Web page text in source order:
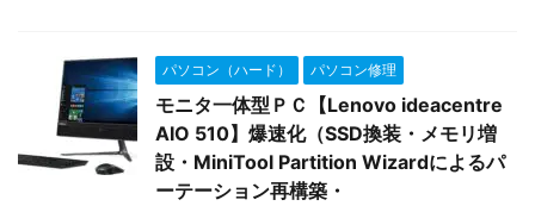
パソコン（ハード） パソコン修理
モニタ一体型ＰＣ【Lenovo ideacentre
AIO 510】爆速化（SSD換装・メモリ増
設・MiniTool Partition Wizardによるパ
ーテーション再構築・